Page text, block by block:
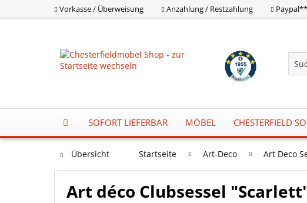
Vorkasse / Überweisung Anzahlung / Restzahlung Paypal**
SOFORT LIEFERBAR MÖBEL CHESTERFIELD
Übersicht Startseite Art-Deco Art Deco
Art déco Clubsessel